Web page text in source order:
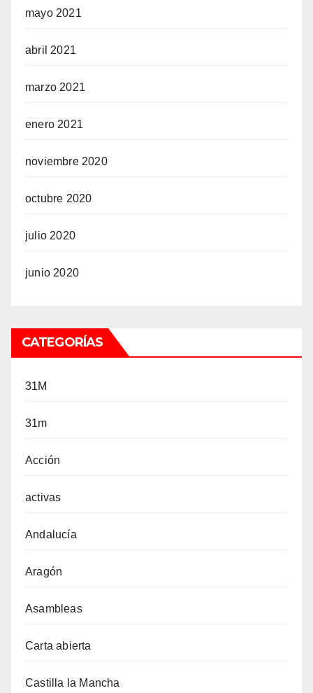
mayo 2021
abril 2021
marzo 2021
enero 2021
noviembre 2020
octubre 2020
julio 2020
junio 2020
CATEGORÍAS
31M
31m
Acción
activas
Andalucía
Aragón
Asambleas
Carta abierta
Castilla la Mancha